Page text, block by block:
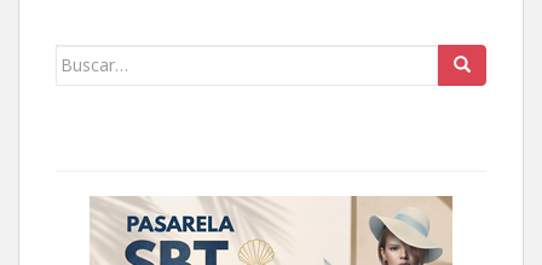
Buscar: